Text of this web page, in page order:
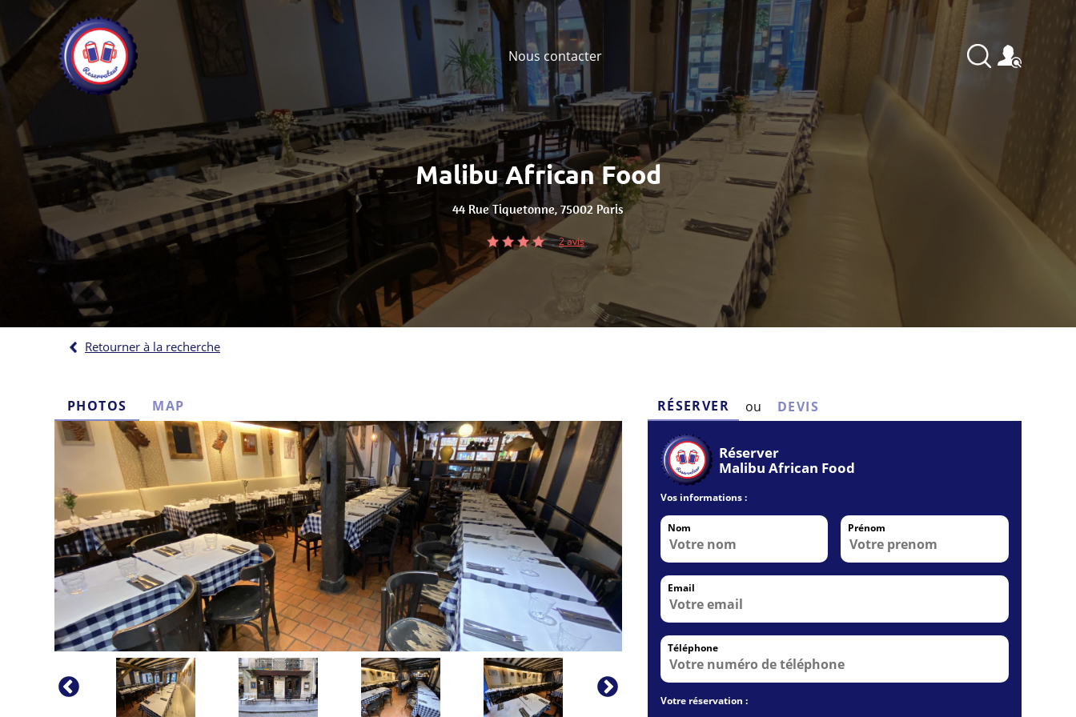
Nous contacter
Malibu African Food
44 Rue Tiquetonne, 75002 Paris
2 avis
Retourner à la recherche
PHOTOS MAP RÉSERVER ou DEVIS
Réserver
Malibu African Food
Vos informations :
Nom Prénom
Email
Téléphone
Votre réservation :